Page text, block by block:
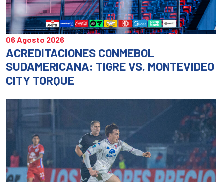
06 Agosto 2026
ACREDITACIONES CONMEBOL
SUDAMERICANA: TIGRE VS. MONTEVIDEO
CITY TORQUE